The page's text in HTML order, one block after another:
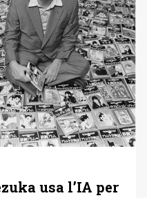
usa l’IA per